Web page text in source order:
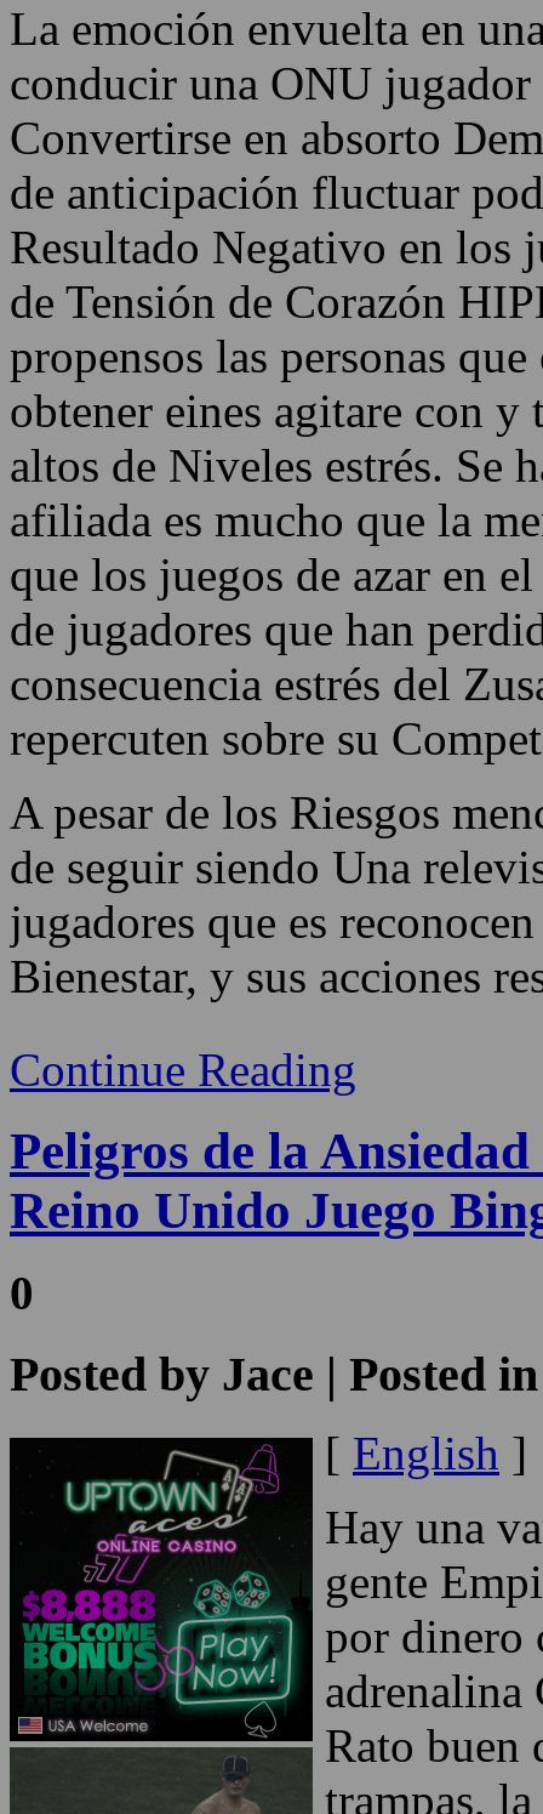
La emoción envuelta en
conducir una ONU
Convertirse en absorto
de anticipación fluctuar
Resultado Negativo en los
de Tensión de Corazón
propensos las personas
obtener eines agitare con
altos de Niveles estrés. Se
afiliada es mucho que la
que los juegos de azar en
de jugadores que han
consecuencia estrés del
repercuten sobre su
A pesar de los Riesgos
de seguir siendo Una
jugadores que es
Bienestar, y sus acciones
Continue Reading
Peligros de la
Reino Unido Juego
0
Posted by Jace | Posted
[ English ]
Hay una
gente
por dinero
adrenalina
Rato buen
trampas,